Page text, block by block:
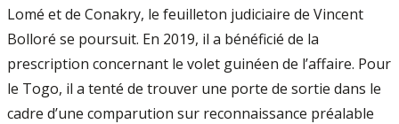
Lomé et de Conakry, le feuilleton judiciaire de Vincent
Bolloré se poursuit. En 2019, il a bénéficié de la
prescription concernant le volet guinéen de l’affaire. Pour
le Togo, il a tenté de trouver une porte de sortie dans le
cadre d’une comparution sur reconnaissance préalable